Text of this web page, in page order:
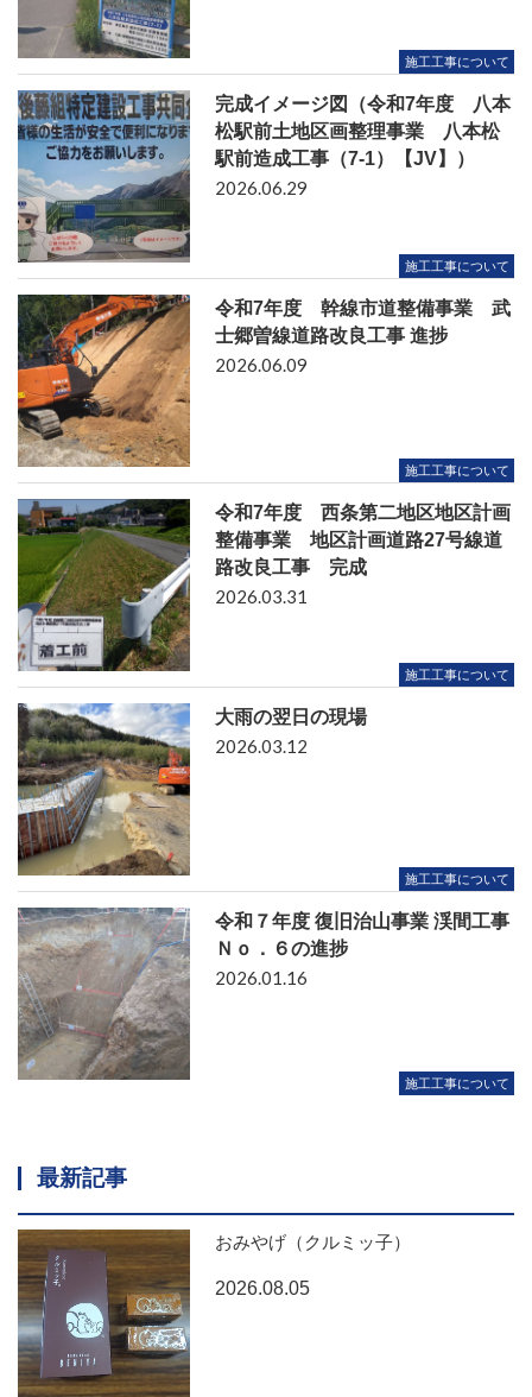
施工工事について
完成イメージ図（令和7年度 八本
松駅前土地区画整理事業 八本松
駅前造成工事（7-1）【JV】）
施工工事について
2026.06.29
令和7年度 幹線市道整備事業 武
士郷曽線道路改良工事 進捗
施工工事について
2026.06.09
令和7年度 西条第二地区地区計画
整備事業 地区計画道路27号線道
路改良工事 完成
施工工事について
2026.03.31
大雨の翌日の現場
施工工事について
2026.03.12
令和７年度 復旧治山事業 渓間工事
Ｎｏ．６の進捗
施工工事について
2026.01.16
最新記事
おみやげ（クルミッ子）
2026.08.05